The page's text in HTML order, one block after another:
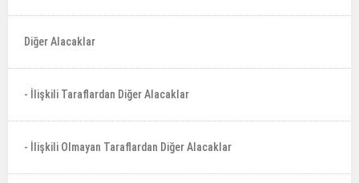
Diğer Alacaklar
- İlişkili Taraflardan Diğer Alacaklar
- İlişkili Olmayan Taraflardan Diğer Alacaklar